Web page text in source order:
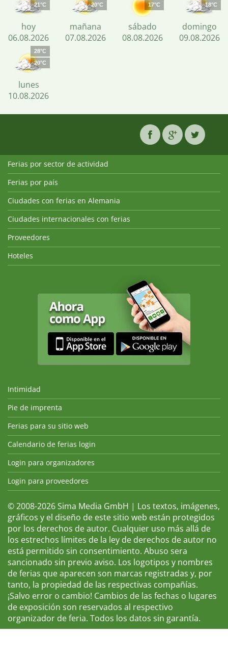
21°C
hoy
06.08.2026
20°C
mañana
07.08.2026
17°C
sábado
08.08.2026
18°C
domingo
09.08.2026
28°C
20°C
lunes
10.08.2026
Ferias por sector de actividad
Ferias por país
Ciudades con ferias en Alemania
Ciudades internacionales con ferias
Proveedores
Hoteles
Intimidad
Pie de imprenta
Ferias para su sitio web
Calendario de ferias login
Login para organizadores
Login para proveedores
© 2008-2026 Sima Media GmbH | Los textos, imágenes,
gráficos y el diseño de este sitio web están protegidos
por los derechos de autor. Cualquier uso más allá de
los estrechos límites de la ley de derechos de autor no
está permitido sin consentimiento. Abuso sera
sancionado sin previo aviso. Los logotipos y nombres
de ferias que aparecen son marcas registradas y, por
tanto, la propiedad de las respectivas compañías.
¡Salvo error o cambio! Cambios de las fechas o lugares
de exposición son reservados al respectivo
organizador de feria. Todos los datos sin garantía.